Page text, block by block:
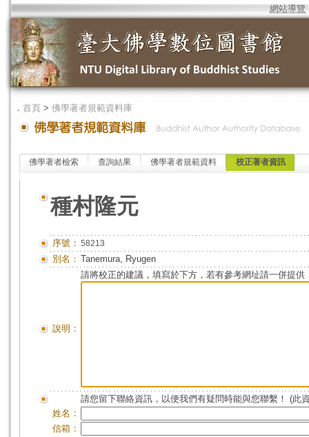
網站導覽
． 首頁 > 佛學著者規範資料庫
佛學著者檢索 查詢結果 佛學著者規範資料 校正著者資訊
種村隆元
序號： 58213
別名： Tanemura, Ryugen
說明：
請將校正的建議，填寫於下方，若有參考網址請一併提供
請您留下聯絡資訊，以便我們有疑問時能與您聯繫！ (此
姓名：
信箱：